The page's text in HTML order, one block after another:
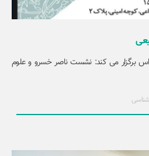
برگزار می کند: نشست ناصر خسرو و علوم
شناسی